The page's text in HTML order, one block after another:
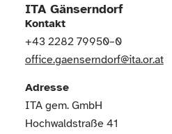
ITA Gänserndorf
Kontakt
+43 2282 79950–0
office.gaenserndorf@ita.or.at
Adresse
ITA gem. GmbH
Hochwaldstraße 41